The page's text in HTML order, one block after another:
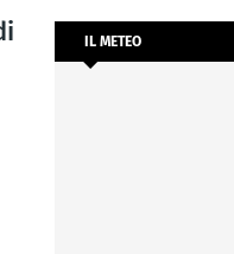
IL METEO